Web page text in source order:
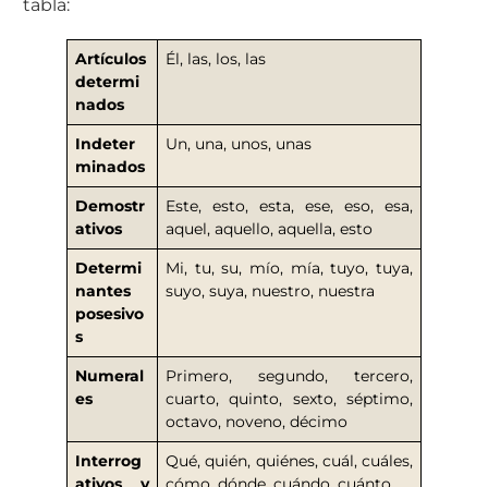
tabla:
Artículos
determi
nados
Él, las, los, las
Indeter
minados
Un, una, unos, unas
Demostr
ativos
Este, esto, esta, ese, eso, esa,
aquel, aquello, aquella, esto
Determi
nantes
posesivo
s
Mi, tu, su, mío, mía, tuyo, tuya,
suyo, suya, nuestro, nuestra
Numeral
es
Primero, segundo, tercero,
cuarto, quinto, sexto, séptimo,
octavo, noveno, décimo
Interrog
Qué, quién, quiénes, cuál, cuáles,